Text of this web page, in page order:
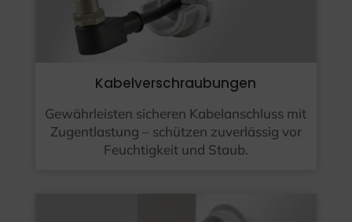
Kabelverschraubungen
Gewährleisten sicheren Kabelanschluss mit
Zugentlastung – schützen zuverlässig vor
Feuchtigkeit und Staub.